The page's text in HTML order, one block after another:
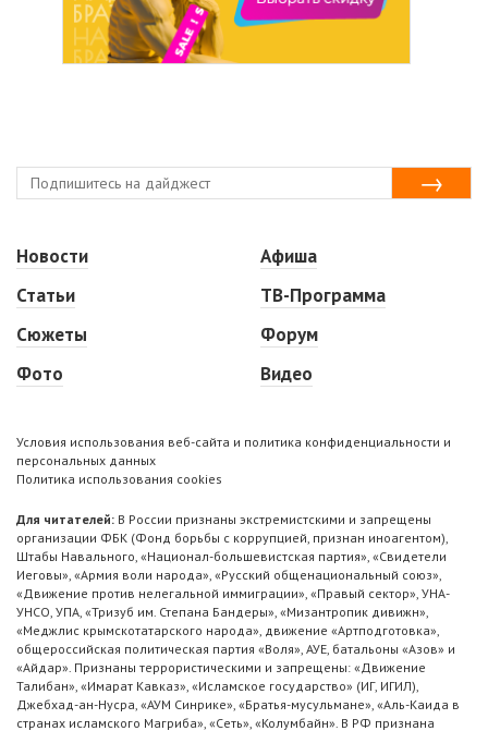
Новости
Статьи
Сюжеты
Фото
Афиша
ТВ-Программа
Форум
Видео
Условия использования веб-сайта и политика конфиденциальности и
персональных данных
Политика использования cookies
Для читателей: В России признаны экстремистскими и запрещены
организации ФБК (Фонд борьбы с коррупцией, признан иноагентом),
Штабы Навального, «Национал-большевистская партия», «Свидетели
Иеговы», «Армия воли народа», «Русский общенациональный союз»,
«Движение против нелегальной иммиграции», «Правый сектор», УНА-
УНСО, УПА, «Тризуб им. Степана Бандеры», «Мизантропик дивижн»,
«Меджлис крымскотатарского народа», движение «Артподготовка»,
общероссийская политическая партия «Воля», АУЕ, батальоны «Азов» и
«Айдар». Признаны террористическими и запрещены: «Движение
Талибан», «Имарат Кавказ», «Исламское государство» (ИГ, ИГИЛ),
Джебхад-ан-Нусра, «АУМ Синрике», «Братья-мусульмане», «Аль-Каида в
странах исламского Магриба», «Сеть», «Колумбайн». В РФ признана